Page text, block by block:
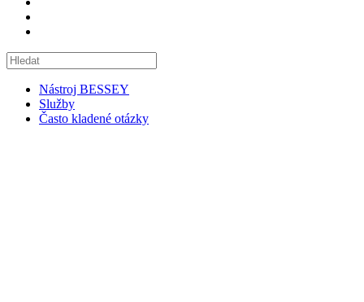
Nástroj BESSEY
Služby
Často kladené otázky